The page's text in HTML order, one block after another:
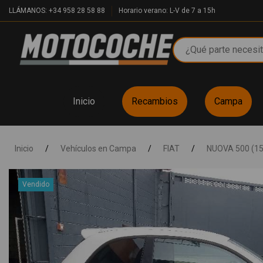
LLÁMANOS: +34 958 28 58 88 Horario verano: L-V de 7 a 15h
Inicio Recambios Campa
Inicio / Vehículos en Campa / FIAT / NUOVA 500
Vendido